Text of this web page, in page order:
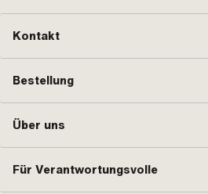
Kontakt
Bestellung
Über uns
Für Verantwortungsvolle